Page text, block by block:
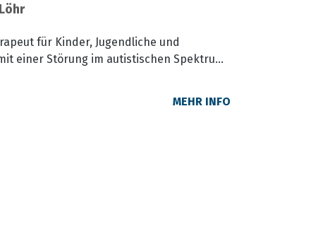
für Kinder, Jugendliche und
einer Störung im autistischen Spektrum
Sydrom, Diagnostik von ASS,
MEHR INFO